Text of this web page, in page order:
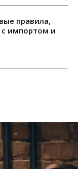
правила,
с импортом и